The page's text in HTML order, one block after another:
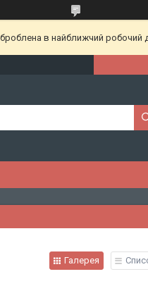
в найближчий робочий
Галерея